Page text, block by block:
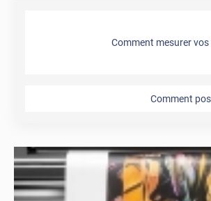
Comment mesurer
Comment